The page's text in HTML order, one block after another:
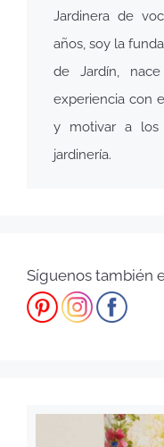
Jardinera de
años, soy la
de Jardín,
experiencia con
y motivar a
jardinería.
Síguenos también